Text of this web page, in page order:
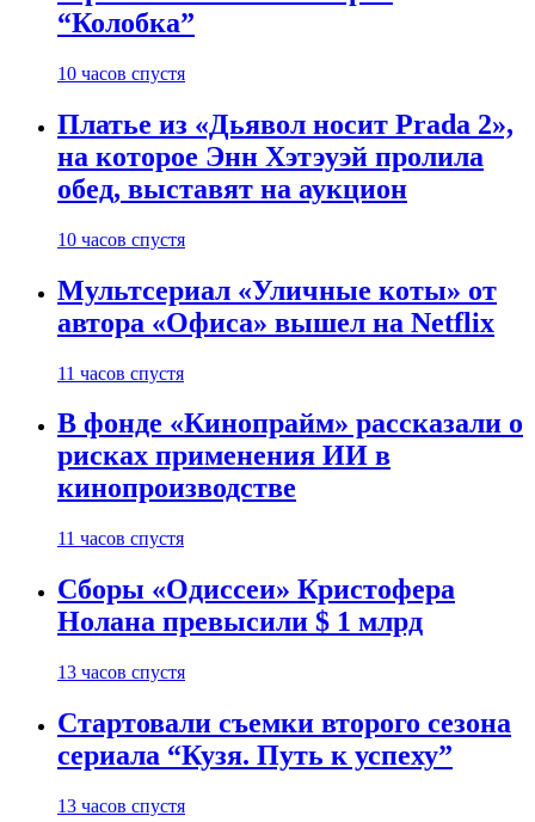
“Колобка”
10 часов спустя
Платье из «Дьявол носит Prada 2»,
на которое Энн Хэтэуэй пролила
обед, выставят на аукцион
10 часов спустя
Мультсериал «Уличные коты» от
автора «Офиса» вышел на Netflix
11 часов спустя
В фонде «Кинопрайм» рассказали о
рисках применения ИИ в
кинопроизводстве
11 часов спустя
Сборы «Одиссеи» Кристофера
Нолана превысили $ 1 млрд
13 часов спустя
Стартовали съемки второго сезона
сериала “Кузя. Путь к успеху”
13 часов спустя